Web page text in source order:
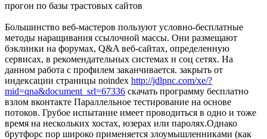
прогон по базы трастовых сайтов
Большинство веб-мастеров пользуют условно-бесплатные
методы наращивания ссылочной массы. Они размещают
бэклинки на форумах, Q&A веб-сайтах, определенную
сервисах, в рекомендательных системах и соц сетях. На
данном работа с профилем заканчивается. закрыть от
индексации страницы noindex http://jdlpnc.com/xe/?
mid=qna&document_srl=67336 скачать программу бесплатно
взлом вконтакте Параллельное тестирование на основе
потоков. Грубое испытание имеет проводиться в одно и тоже
время на нескольких хостах, юзерах или паролях.Однако
брутфорс пор широко применяется злоумышленниками (как